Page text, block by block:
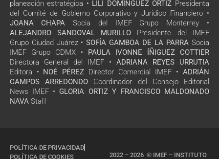
planeación estratégica • LILI DOMÍNGUEZ ORTÍZ Presidenta
del Comité de Gobierno Corporativo y Jurídico Financiero •
JOANA CHAPA Socia del IMEF Grupo Monterrey •
ALEJANDRO SANDOVAL MURILLO Presidente del IMEF
Grupo Ciudad Juárez • SOFÍA GAMBOA DE LA PARRA Socia
IMEF Grupo CDMX • PAULA IVONNE ÍÑIGUEZ COTTIER
Directora General del IMEF • ADRIANA REYES URRUTIA
Editora • NOÉ PÉREZ Director Comercial IMEF • ADRIÁN
CAMPOS ARREDONDO Coordinador del Consejo Editorial
News IMEF • GLORIA ORTIZ Y FRANCISCO MALDONADO
NAVA Staff
2022 – 2026 © IMEF – INSTITUTO
POLÍTICA DE PRIVACIDAD
POLÍTICA DE COOKIES